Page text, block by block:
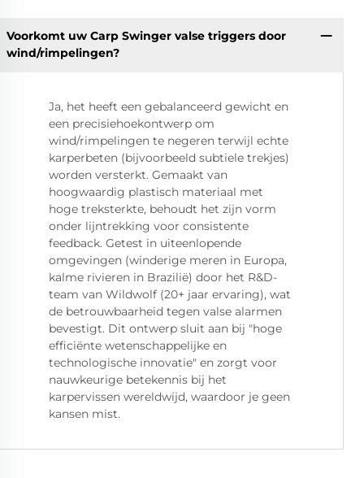
Voorkomt uw Carp Swinger valse triggers door
wind/rimpelingen?
Ja, het heeft een gebalanceerd gewicht en
een precisiehoekontwerp om
wind/rimpelingen te negeren terwijl echte
karperbeten (bijvoorbeeld subtiele trekjes)
worden versterkt. Gemaakt van
hoogwaardig plastisch materiaal met
hoge treksterkte, behoudt het zijn vorm
onder lijntrekking voor consistente
feedback. Getest in uiteenlopende
omgevingen (winderige meren in Europa,
kalme rivieren in Brazilië) door het R&D-
team van Wildwolf (20+ jaar ervaring), wat
de betrouwbaarheid tegen valse alarmen
bevestigt. Dit ontwerp sluit aan bij "hoge
efficiënte wetenschappelijke en
technologische innovatie" en zorgt voor
nauwkeurige betekennis bij het
karpervissen wereldwijd, waardoor je geen
kansen mist.